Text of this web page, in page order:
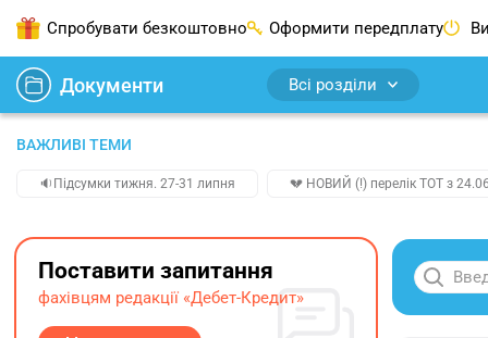
Спробувати безкоштовно Оформити передплату
Документи Всі розділи
ВАЖЛИВІ ТЕМИ
🔉Підсумки тижня. 27-31 липня 💔 НОВИЙ (!) перелік ТОТ з
Поставити запитання
фахівцям редакції «Дебет-Кредит»